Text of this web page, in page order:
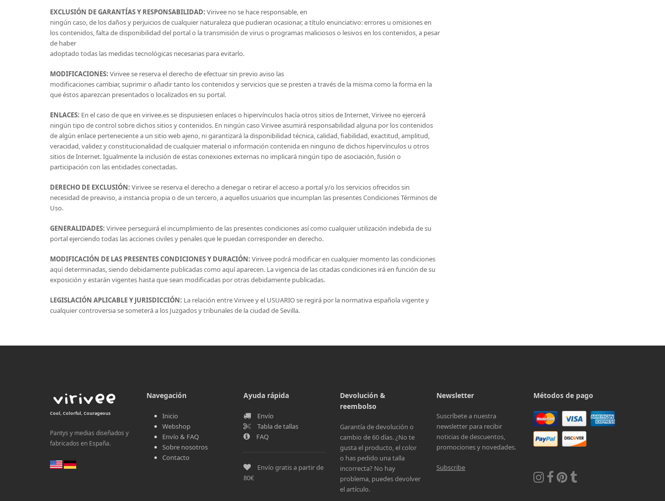
EXCLUSIÓN DE GARANTÍAS Y RESPONSABILIDAD: Virivee no se hace responsable, en
ningún caso, de los daños y perjuicios de cualquier naturaleza que pudieran ocasionar, a título enunciativo: errores u omisiones en
los contenidos, falta de disponibilidad del portal o la transmisión de virus o programas maliciosos o lesivos en los contenidos, a pesar
de haber
adoptado todas las medidas tecnológicas necesarias para evitarlo.
MODIFICACIONES: Virivee se reserva el derecho de efectuar sin previo aviso las
modificaciones cambiar, suprimir o añadir tanto los contenidos y servicios que se presten a través de la misma como la forma en la
que éstos aparezcan presentados o localizados en su portal.
ENLACES: En el caso de que en virivee.es se dispusiesen enlaces o hipervínculos hacía otros sitios de Internet, Virivee no ejercerá
ningún tipo de control sobre dichos sitios y contenidos. En ningún caso Virivee asumirá responsabilidad alguna por los contenidos
de algún enlace perteneciente a un sitio web ajeno, ni garantizará la disponibilidad técnica, calidad, fiabilidad, exactitud, amplitud,
veracidad, validez y constitucionalidad de cualquier material o información contenida en ninguno de dichos hipervínculos u otros
sitios de Internet. Igualmente la inclusión de estas conexiones externas no implicará ningún tipo de asociación, fusión o
participación con las entidades conectadas.
DERECHO DE EXCLUSIÓN: Virivee se reserva el derecho a denegar o retirar el acceso a portal y/o los servicios ofrecidos sin
necesidad de preaviso, a instancia propia o de un tercero, a aquellos usuarios que incumplan las presentes Condiciones Términos de
Uso.
GENERALIDADES: Virivee perseguirá el incumplimiento de las presentes condiciones así como cualquier utilización indebida de su
portal ejerciendo todas las acciones civiles y penales que le puedan corresponder en derecho.
MODIFICACIÓN DE LAS PRESENTES CONDICIONES Y DURACIÓN: Virivee podrá modificar en cualquier momento las condiciones
aquí determinadas, siendo debidamente publicadas como aquí aparecen. La vigencia de las citadas condiciones irá en función de su
exposición y estarán vigentes hasta que sean modificadas por otras debidamente publicadas.
LEGISLACIÓN APLICABLE Y JURISDICCIÓN: La relación entre Virivee y el USUARIO se regirá por la normativa española vigente y
cualquier controversia se someterá a los Juzgados y tribunales de la ciudad de Sevilla.
Cool, Colorful, Courageous
Pantys y medias diseñados y
fabricados en España.
Navegación
Inicio
Webshop
Envío & FAQ
Sobre nosotros
Contacto
Ayuda rápida
Envío
Tabla de tallas
FAQ
Envío gratis a partir de
80€
Devolución &
reembolso
Garantía de devolución o
cambio de 60 días. ¿No te
gusta el producto, el color
o has pedido una talla
incorrecta? No hay
problema, puedes devolver
el artículo.
Newsletter
Suscríbete a nuestra
newsletter para recibir
noticias de descuentos,
promociones y novedades.
Subscribe
Métodos de pago